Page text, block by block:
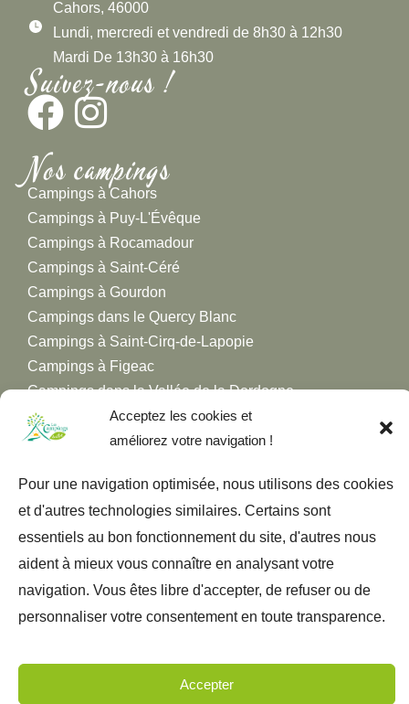
Acceptez les cookies et
améliorez votre navigation !
Pour une navigation optimisée, nous utilisons des cookies
et d'autres technologies similaires. Certains sont
essentiels au bon fonctionnement du site, d'autres nous
aident à mieux vous connaître en analysant votre
navigation. Vous êtes libre d'accepter, de refuser ou de
personnaliser votre consentement en toute transparence.
Accepter
Cahors, 46000
Lundi, mercredi et vendredi de 8h30 à 12h30
Mardi De 13h30 à 16h30
Suivez-nous !
Nos campings
Campings à Cahors
Campings à Puy-L'Évêque
Campings à Rocamadour
Campings à Saint-Céré
Campings à Gourdon
Campings dans le Quercy Blanc
Campings à Saint-Cirq-de-Lapopie
Campings à Figeac
Campings dans la Vallée de la Dordogne
Campings dans la Vallée du Lot
Campings dans la Vallée du Célé
Mentions légales Politique de confidentialité Plan du site
Tous droits réservés. 2024 Association des Campings du Lot